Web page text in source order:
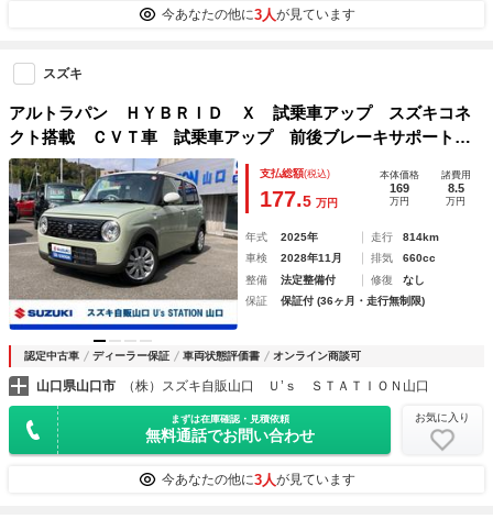
今あなたの他に3人が見ています
スズキ
アルトラパン ＨＹＢＲＩＤ Ｘ 試乗車アップ スズキコネ
クト搭載 ＣＶＴ車 試乗車アップ 前後ブレーキサポート
全方位カメラ スズキコネクト搭載 マイルドハイブリッド搭
載 ｎａｎｏｅＸ搭載オートエアコン シートヒーター ステ
アリングオーディオスイッチ プッシュスタート ＣＶＴ
支払総額(税込)
177.5 万円
本体価格
169
万円
諸費用
8.5
万円
年式 2025年 走行
814km
車検
2028年11月 排気
660cc
整備
法定整備付 修復
なし
保証
保証付 (36ヶ月・走行無制限)
認定中古車 ディーラー保証 車両状態評価書 オンライン商談可
山口県山口市 （株）スズキ自販山口 Ｕ’ｓ ＳＴＡＴＩＯＮ山口
まずは在庫確認・見積依頼
無料通話でお問い合わせ
お気に入り
今あなたの他に3人が見ています